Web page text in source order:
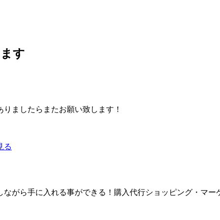
す
ましたらまたお願い致します！
る
ながら手に入れる事ができる！購入代行ショッピング・マー